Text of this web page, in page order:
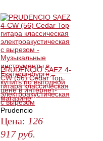
PRUDENCIO SAEZ 4-
CW (56) Cedar Top
гитара классическая
электроакустическая
с вырезом
Prudencio
Цена: 126
917 руб.